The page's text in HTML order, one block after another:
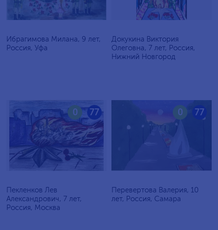
Ибрагимова Милана, 9 лет,
Россия, Уфа
Докукина Виктория
Олеговна, 7 лет, Россия,
Нижний Новгород
77
0
Пекленков Лев
Александрович, 7 лет,
Россия, Москва
77
0
Перевертова Валерия, 10
лет, Россия, Самара